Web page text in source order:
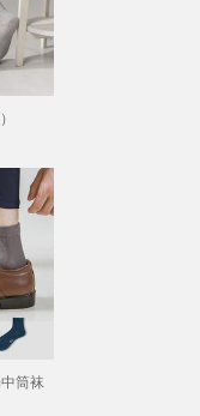
筒袜